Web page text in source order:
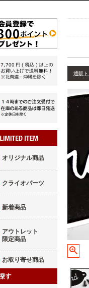
オリジナル商品
クライオパーツ
新着商品
アウトレット
限定商品
お取り寄せ商品
通販